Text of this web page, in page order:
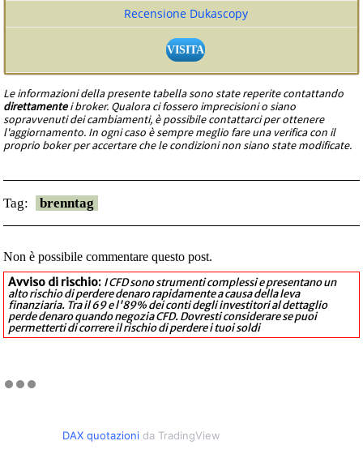
Recensione Dukascopy
VISITA
Le informazioni della presente tabella sono state reperite contattando
direttamentei broker. Qualora ci fossero imprecisioni o siano
sopravvenuti dei cambiamenti, è possibile contattarci per ottenere
l'aggiornamento. In ogni caso è sempre meglio fare una verifica con il
proprio boker per accertare che le condizioni non siano state modificate.
Tag: brenntag
Non è possibile commentare questo post.
Avviso di rischio: I CFD sono strumenti complessi e presentano un
alto rischio di perdere denaro rapidamente a causa della leva
finanziaria. Tra il 69 e l'89% dei conti degli investitori al dettaglio
perde denaro quando negozia CFD. Dovresti considerare se puoi
permetterti di correre il rischio di perdere i tuoi soldi
DAX quotazionida TradingView